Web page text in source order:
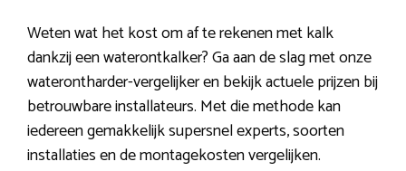
Weten wat het kost om af te rekenen met kalk
dankzij een waterontkalker? Ga aan de slag met onze
waterontharder-vergelijker en bekijk actuele prijzen bij
betrouwbare installateurs. Met die methode kan
iedereen gemakkelijk supersnel experts, soorten
installaties en de montagekosten vergelijken.